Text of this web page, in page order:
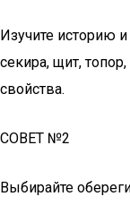
Изучите историю
секира, щит,
свойства.
СОВЕТ №2
Выбирайте